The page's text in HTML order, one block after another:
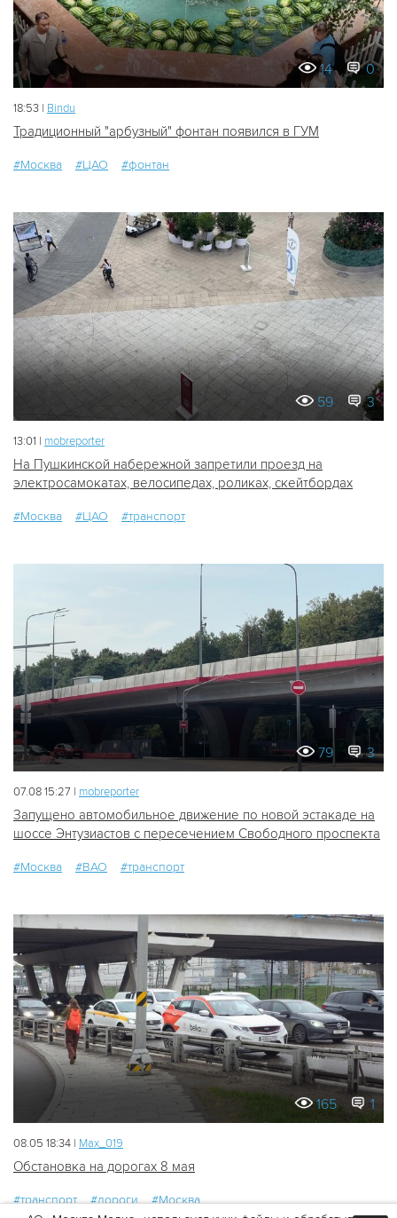
14 0
18:53 | Bindu
Традиционный "арбузный" фонтан появился в ГУМ
#Москва #ЦАО #фонтан
59 3
13:01 | mobreporter
На Пушкинской набережной запретили проезд на
электросамокатах, велосипедах, роликах, скейтбордах
#Москва #ЦАО #транспорт
79 3
07.08 15:27 | mobreporter
Запущено автомобильное движение по новой эстакаде на
шоссе Энтузиастов с пересечением Свободного проспекта
#Москва #ВАО #транспорт
165 1
08.05 18:34 | Мах_019
Обстановка на дорогах 8 мая
#транспорт #дороги
#Москва